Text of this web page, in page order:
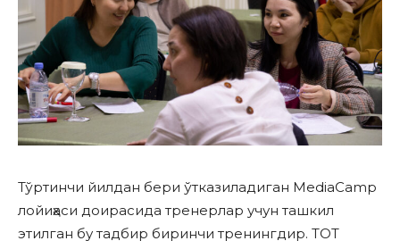
Тўртинчи йилдан бери ўтказиладиган MediaCamp
лойиҳаси доирасида тренерлар учун ташкил
этилган бу тадбир биринчи тренингдир. ТОТ